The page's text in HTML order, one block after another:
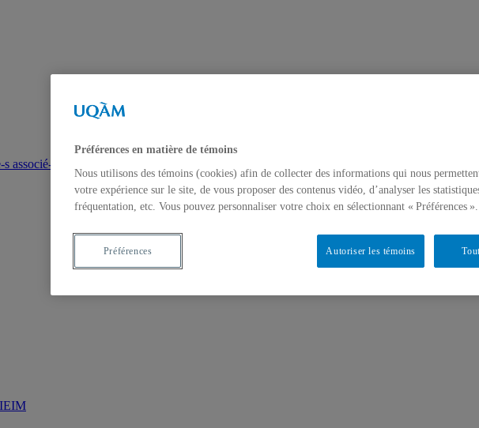
associé-e-s
Préférences en matière de témoins
Nous utilisons des témoins (cookies) afin de collecter des informations qui nous
votre expérience sur le site, de vous proposer des contenus vidéo, d’analyser les
fréquentation, etc. Vous pouvez personnaliser votre choix en sélectionnant « Préférences ».
Autoriser les témoins
Préférences